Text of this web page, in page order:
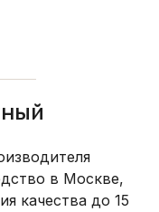
в Москве,
качества до 15